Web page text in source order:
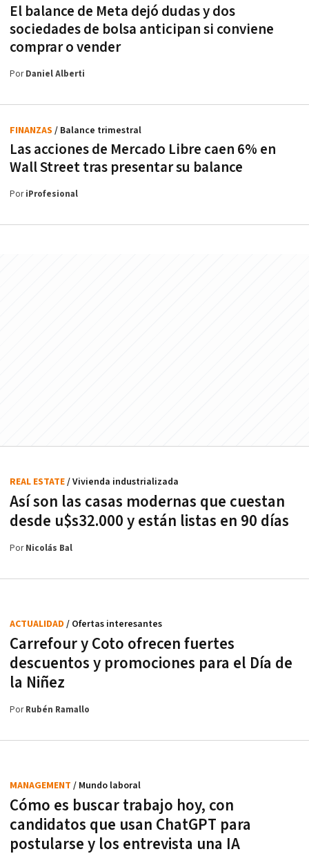
El balance de Meta dejó dudas y dos
sociedades de bolsa anticipan si conviene
comprar o vender
PorDaniel Alberti
Las acciones de Mercado Libre caen 6% en
Wall Street tras presentar su balance
FINANZAS / Balance trimestral
PoriProfesional
Así son las casas modernas que cuestan
desde u$s32.000 y están listas en 90 días
REAL ESTATE/ Vivienda industrializada
PorNicolás Bal
Carrefour y Coto ofrecen fuertes
descuentos y promociones para el Día de
la Niñez
ACTUALIDAD / Ofertas interesantes
PorRubén Ramallo
Cómo es buscar trabajo hoy, con
candidatos que usan ChatGPT para
postularse y los entrevista una IA
MANAGEMENT / Mundo laboral